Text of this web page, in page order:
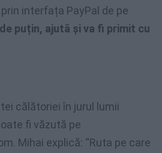
interfața PayPal de pe
puțin, ajută și va fi primit cu
călătoriei în jurul lumii
fi văzută pe
Mihai explică: “Ruta pe care